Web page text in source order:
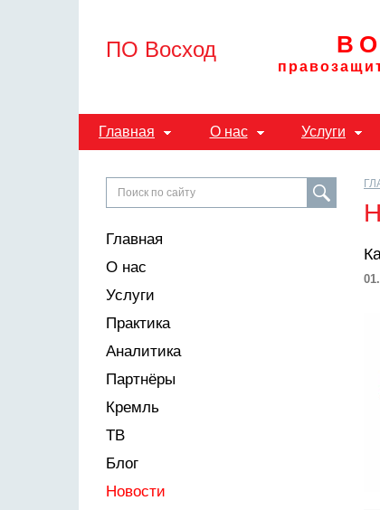
ПО Восход
Главная О нас Услуги
Главная
О нас
Услуги
Практика
Аналитика
Партнёры
Кремль
ТВ
Блог
Новости